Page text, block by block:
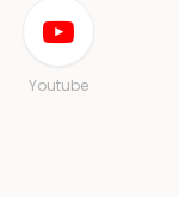
Youtube